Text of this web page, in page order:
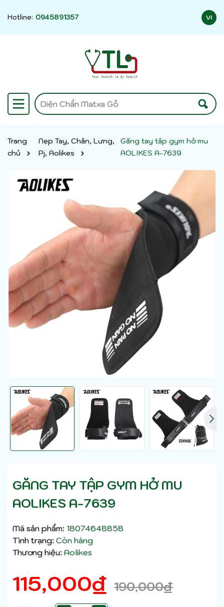
Hotline: 0945891357 VI
Trang
chủ
Nẹp Tay, Chân, Lưng,
Pj, Aolikes
Găng tay tập gym hở mu
AOLIKES A-7639
GĂNG TAY TẬP GYM HỞ MU
AOLIKES A-7639
Mã sản phẩm: 18074648858
Tình trạng: Còn hàng
Thương hiệu: Aolikes
115,000₫ 190,000₫